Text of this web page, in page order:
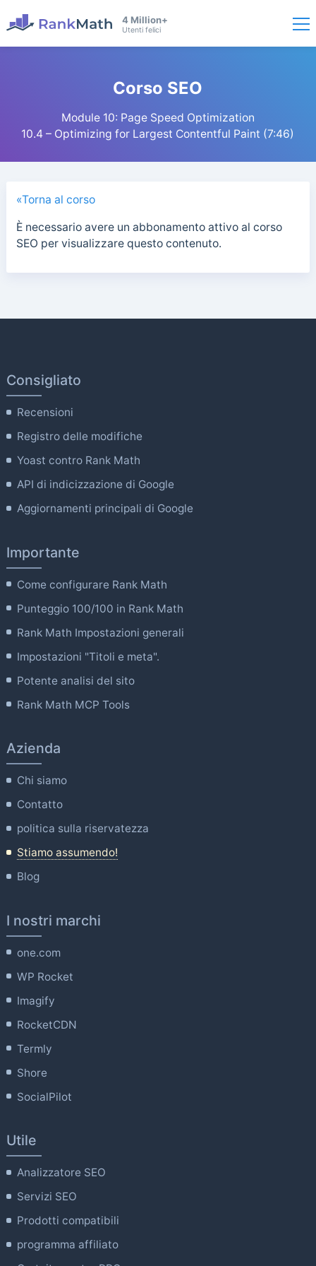
4 Million+
Utenti felici
Corso SEO
Module 10: Page Speed Optimization
10.4 – Optimizing for Largest Contentful Paint (7:46)
«Torna al corso
È necessario avere un abbonamento attivo al corso
SEO per visualizzare questo contenuto.
Consigliato
Recensioni
Registro delle modifiche
Yoast contro Rank Math
API di indicizzazione di Google
Aggiornamenti principali di Google
Importante
Come configurare Rank Math
Punteggio 100/100 in Rank Math
Rank Math Impostazioni generali
Impostazioni "Titoli e meta".
Potente analisi del sito
Rank Math MCP Tools
Azienda
Chi siamo
Contatto
politica sulla riservatezza
Stiamo assumendo!
Blog
I nostri marchi
one.com
WP Rocket
Imagify
RocketCDN
Termly
Shore
SocialPilot
Utile
Analizzatore SEO
Servizi SEO
Prodotti compatibili
programma affiliato